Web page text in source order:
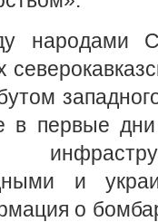
народами
в первые
и
о